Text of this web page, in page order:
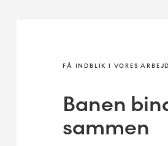
FÅ INDBLIK I VORES
Banen
sammen